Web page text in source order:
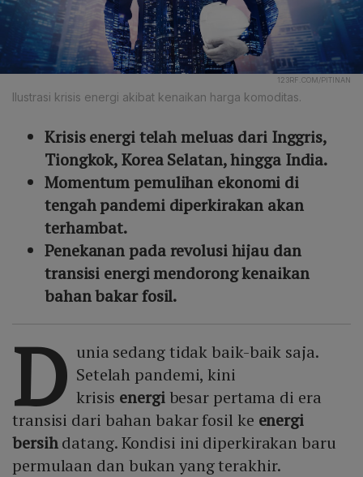
123RF.COM/PITINAN
Ilustrasi krisis energi akibat kenaikan harga komoditas.
Krisis energi telah meluas dari Inggris,
Tiongkok, Korea Selatan, hingga India.
Momentum pemulihan ekonomi di
tengah pandemi diperkirakan akan
terhambat.
Penekanan pada revolusi hijau dan
transisi energi mendorong kenaikan
bahan bakar fosil.
D unia sedang tidak baik-baik saja.
Setelah pandemi, kini
krisis energibesar pertama di era
transisi dari bahan bakar fosil ke energi
bersihdatang. Kondisi ini diperkirakan baru
permulaan dan bukan yang terakhir.